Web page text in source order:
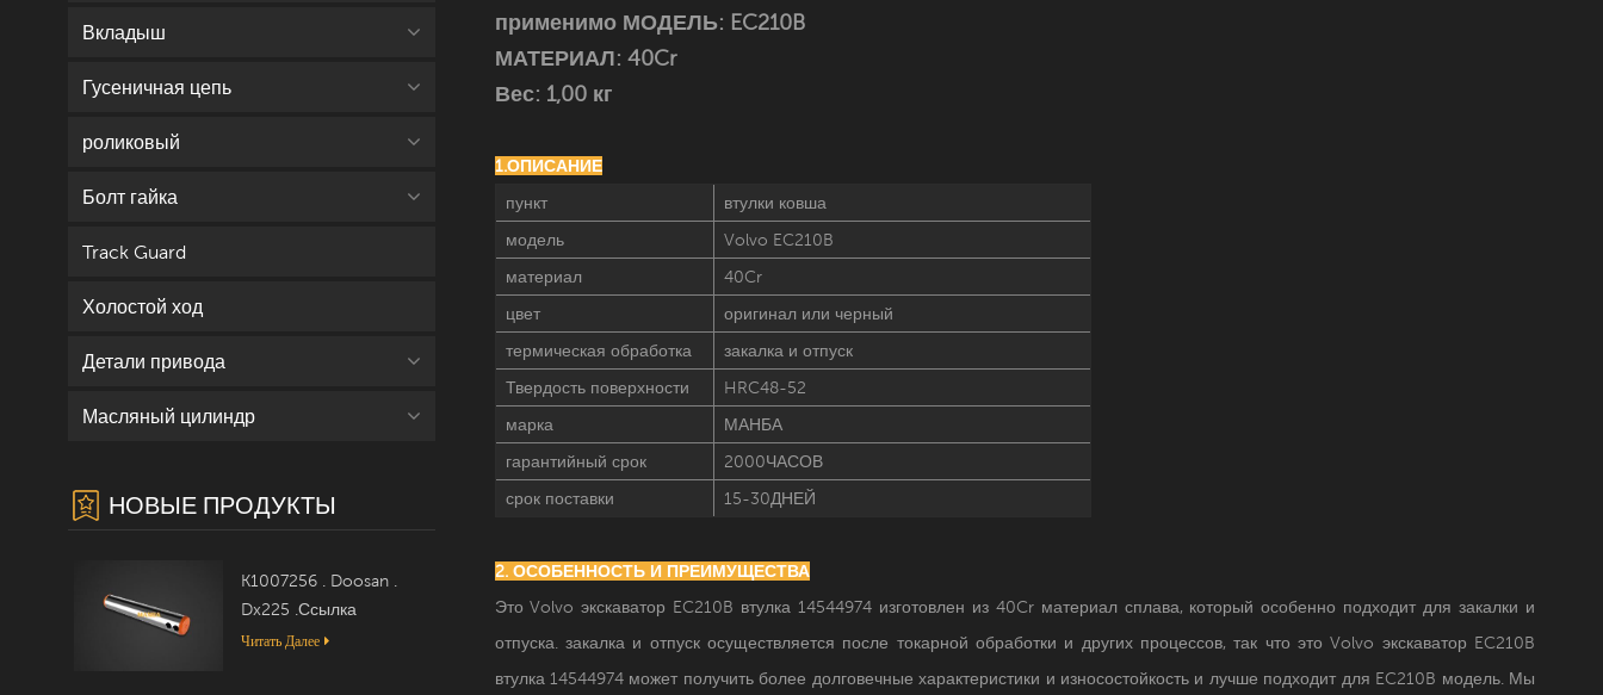
Вкладыш
Гусеничная цепь
роликовый
Болт гайка
Track Guard
Холостой ход
Детали привода
Масляный цилиндр
НОВЫЕ ПРОДУКТЫ
K1007256 . Doosan .
Dx225 .Ссылка
Читать Далее
применимо МОДЕЛЬ: EC210B
МАТЕРИАЛ: 40Cr
Вес: 1,00 кг
1.ОПИСАНИЕ
пункт
втулки ковша
модель
Volvo EC210B
материал
40Cr
цвет
оригинал или черный
термическая обработка
закалка и отпуск
Твердость поверхности
HRC48-52
марка
МАНБА
гарантийный срок
2000ЧАСОВ
срок поставки
15-30ДНЕЙ
2. ОСОБЕННОСТЬ И ПРЕИМУЩЕСТВА
Это Volvo экскаватор EC210B втулка 14544974 изготовлен из 40Cr материал сплава, который особенно подходит для закалки и
отпуска. закалка и отпуск осуществляется после токарной обработки и других процессов, так что этоVolvo экскаватор EC210B
втулка 14544974 может получить более долговечные характеристики и износостойкость и лучше подходит для EC210B модель. Мы